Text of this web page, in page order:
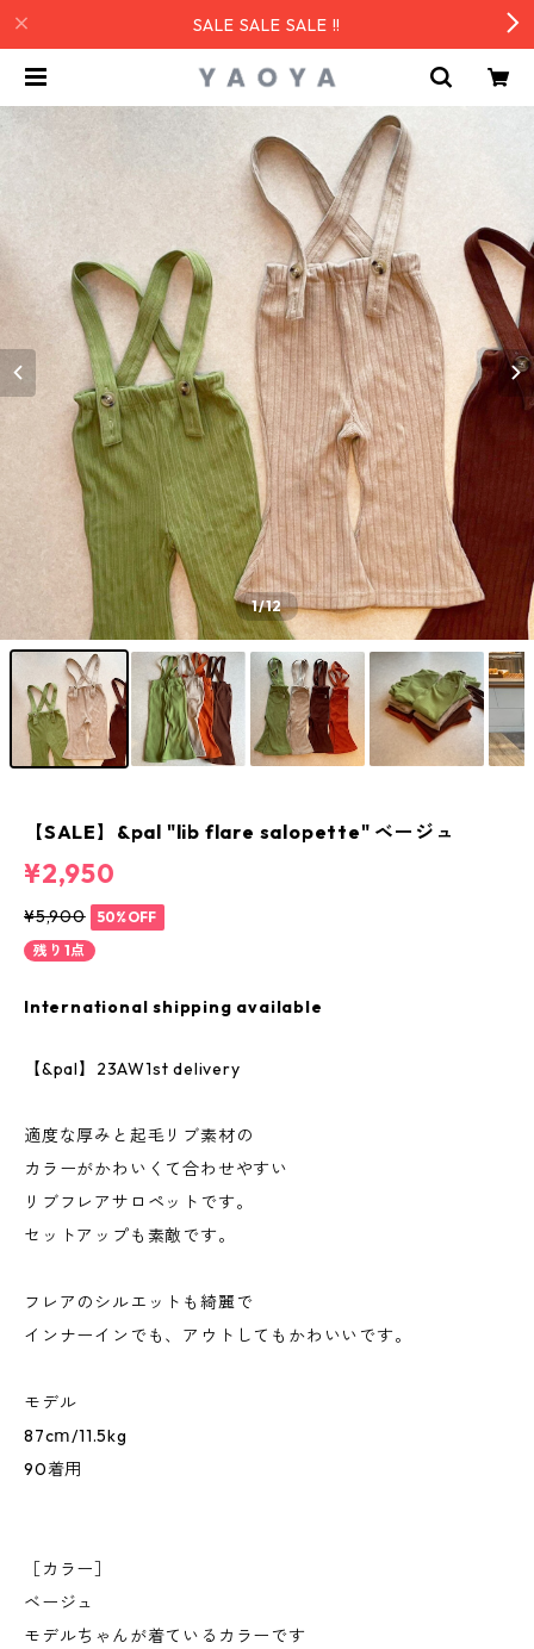
SALE SALE SALE !!
1/12
【SALE】&pal "lib flare salopette" ベージュ
¥2,950
¥5,900
50%OFF
残り1点
International shipping available
【&pal】23AW1st delivery
適度な厚みと起毛リブ素材の
カラーがかわいくて合わせやすい
リブフレアサロペットです。
セットアップも素敵です。
フレアのシルエットも綺麗で
インナーインでも、アウトしてもかわいいです。
モデル
87cⅿ/11.5kg
90着用
［カラー］
ベージュ
モデルちゃんが着ているカラーです